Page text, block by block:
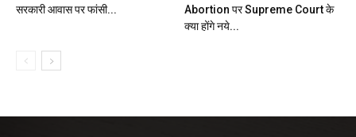
सरकारी आवास पर फांसी...
Abortion पर Supreme Court के
क्या होंगे नये...